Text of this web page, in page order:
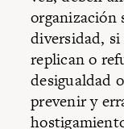
organización
diversidad,
replican o
desigualdad
prevenir y